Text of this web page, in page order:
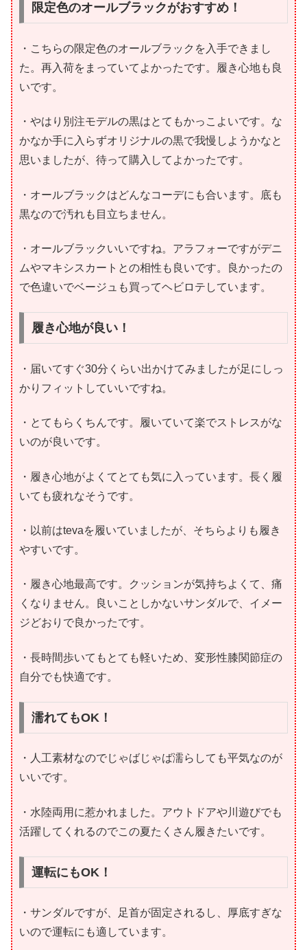
限定色のオールブラックがおすすめ！
・こちらの限定色のオールブラックを入手できまし
た。再入荷をまっていてよかったです。履き心地も良
いです。
・やはり別注モデルの黒はとてもかっこよいです。な
かなか手に入らずオリジナルの黒で我慢しようかなと
思いましたが、待って購入してよかったです。
・オールブラックはどんなコーデにも合います。底も
黒なので汚れも目立ちません。
・オールブラックいいですね。アラフォーですがデニ
ムやマキシスカートとの相性も良いです。良かったの
で色違いでベージュも買ってヘビロテしています。
履き心地が良い！
・届いてすぐ30分くらい出かけてみましたが足にしっ
かりフィットしていいですね。
・とてもらくちんです。履いていて楽でストレスがな
いのが良いです。
・履き心地がよくてとても気に入っています。長く履
いても疲れなそうです。
・以前はtevaを履いていましたが、そちらよりも履き
やすいです。
・履き心地最高です。クッションが気持ちよくて、痛
くなりません。良いことしかないサンダルで、イメー
ジどおりで良かったです。
・長時間歩いてもとても軽いため、変形性膝関節症の
自分でも快適です。
濡れてもOK！
・人工素材なのでじゃばじゃば濡らしても平気なのが
いいです。
・水陸両用に惹かれました。アウトドアや川遊びでも
活躍してくれるのでこの夏たくさん履きたいです。
運転にもOK！
・サンダルですが、足首が固定されるし、厚底すぎな
いので運転にも適しています。